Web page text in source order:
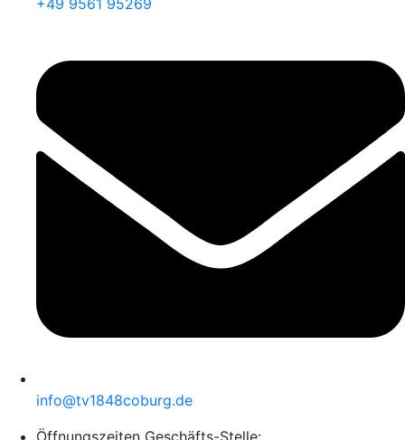
info@tv1848coburg.de
Öffnungszeiten Geschäfts-Stelle: